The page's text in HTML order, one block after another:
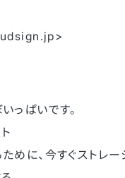
っぱいです。
めに、今すぐストレ